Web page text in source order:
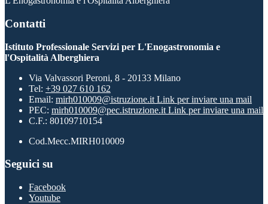
Contatti
Istituto Professionale Servizi per L'Enogastronomia e
l'Ospitalità Alberghiera
Via Valvassori Peroni, 8 - 20133 Milano
Tel: +39 027 610 162
Email: mirh010009@istruzione.it Link per inviare una mail
PEC: mirh010009@pec.istruzione.it Link per inviare una mail
C.F.: 80109710154
Cod.Mecc.MIRH010009
Seguici su
Facebook
Youtube